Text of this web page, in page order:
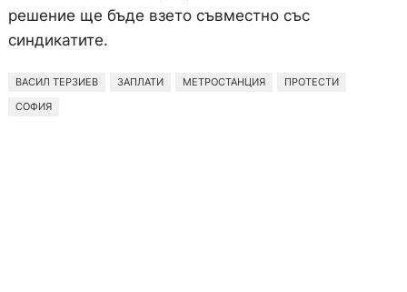
решение ще бъде взето съвместно със
синдикатите.
ВАСИЛ ТЕРЗИЕВ ЗАПЛАТИ МЕТРОСТАНЦИЯ
ПРОТЕСТИ
СОФИЯ